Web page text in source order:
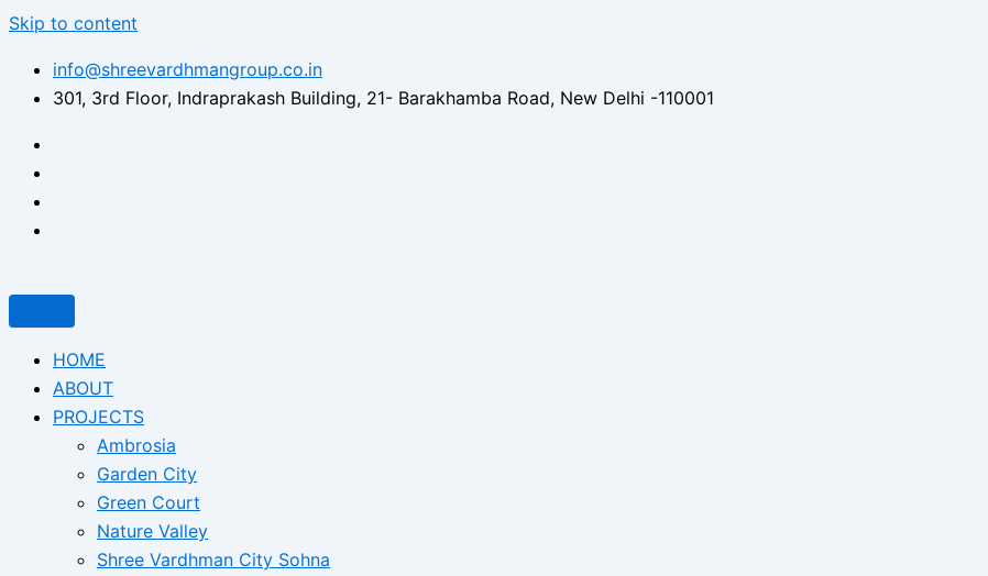
Skip to content
info@shreevardhmangroup.co.in
301, 3rd Floor, Indraprakash Building, 21- Barakhamba Road, New Delhi -110001
HOME
ABOUT
PROJECTS
Ambrosia
Garden City
Green Court
Nature Valley
Shree Vardhman City Sohna